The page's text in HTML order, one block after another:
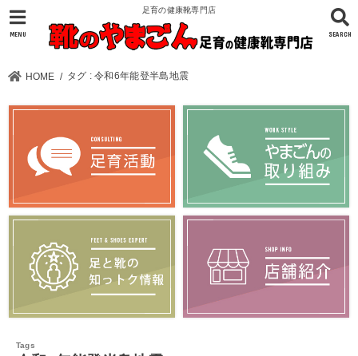
足育の健康靴専門店
SEARCH
MENU
HOME タグ : 令和6年能登半島地震